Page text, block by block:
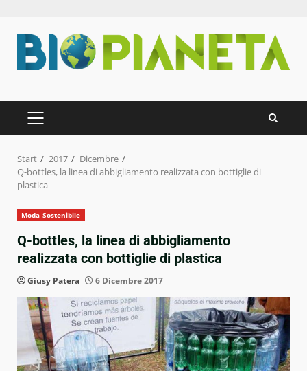
Inhalt
springen
PRIMÄRES
MENÜ
Start 2017
Dicembre
Q-bottles, la linea di abbigliamento realizzata con bottiglie di
plastica
Moda Sostenibile
Q-bottles, la linea di abbigliamento
realizzata con bottiglie di plastica
Giusy Patera 6 Dicembre 2017